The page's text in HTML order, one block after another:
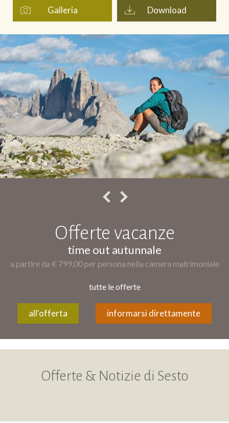
Galleria Download
Offerte vacanze
time out autunnale
a partire da € 799,00 per persona nella camera matrimoniale
tutte le offerte
all'offerta informarsi direttamente
Offerte & Notizie di Sesto